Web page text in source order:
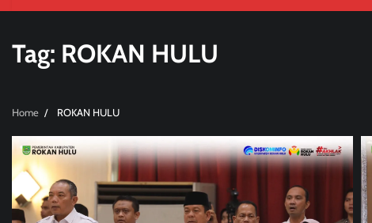
Tag: ROKAN HULU
Home ROKAN HULU